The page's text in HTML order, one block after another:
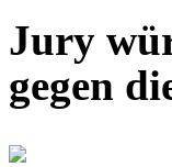
Jury
gegen